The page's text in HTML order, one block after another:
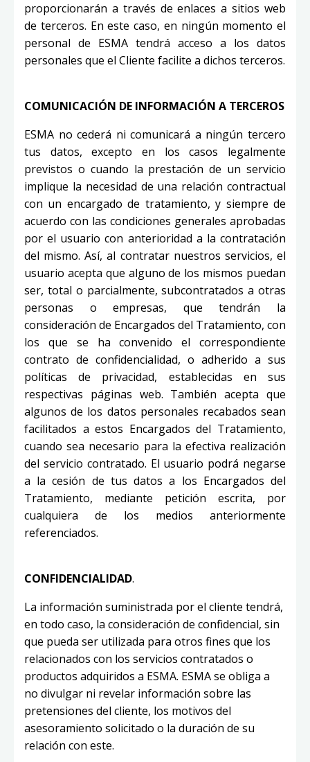
proporcionarán a través de enlaces a sitios web
de terceros. En este caso, en ningún momento el
personal de ESMA tendrá acceso a los datos
personales que el Cliente facilite a dichos terceros.
COMUNICACIÓN DE INFORMACIÓN A TERCEROS
ESMA no cederá ni comunicará a ningún tercero
tus datos, excepto en los casos legalmente
previstos o cuando la prestación de un servicio
implique la necesidad de una relación contractual
con un encargado de tratamiento, y siempre de
acuerdo con las condiciones generales aprobadas
por el usuario con anterioridad a la contratación
del mismo. Así, al contratar nuestros servicios, el
usuario acepta que alguno de los mismos puedan
ser, total o parcialmente, subcontratados a otras
personas o empresas, que tendrán la
consideración de Encargados del Tratamiento, con
los que se ha convenido el correspondiente
contrato de confidencialidad, o adherido a sus
políticas de privacidad, establecidas en sus
respectivas páginas web. También acepta que
algunos de los datos personales recabados sean
facilitados a estos Encargados del Tratamiento,
cuando sea necesario para la efectiva realización
del servicio contratado. El usuario podrá negarse
a la cesión de tus datos a los Encargados del
Tratamiento, mediante petición escrita, por
cualquiera de los medios anteriormente
referenciados.
CONFIDENCIALIDAD.
La información suministrada por el cliente tendrá,
en todo caso, la consideración de confidencial, sin
que pueda ser utilizada para otros fines que los
relacionados con los servicios contratados o
productos adquiridos a ESMA. ESMA se obliga a
no divulgar ni revelar información sobre las
pretensiones del cliente, los motivos del
asesoramiento solicitado o la duración de su
relación con este.